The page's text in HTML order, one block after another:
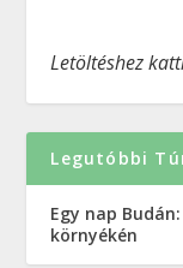
Letöltéshez
Legutóbbi
Egy nap
környékén